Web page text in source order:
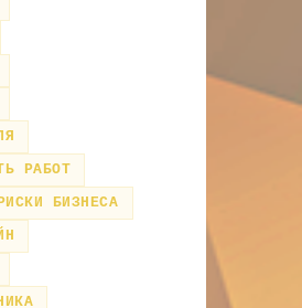
РАБОТ
РИСКИ БИЗНЕСА